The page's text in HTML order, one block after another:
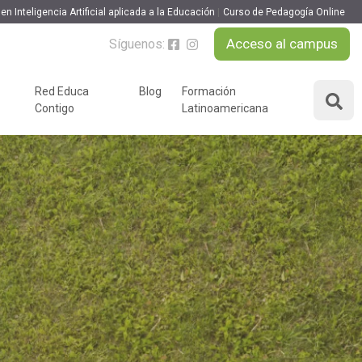
Inteligencia Artificial aplicada a la Educación Curso de Pedagogía Online
Síguenos: Acceso al campus
ÁREAS DE FORMACIÓN
Desarrollo Personal y
Liderazgo
Educación y Docencia
Formación Empresarial
Idiomas
Nuevas Tecnologías y
Tics
Ocio y Tiempo Libre
Red Educa
Contigo
podcast
Blog
Formación
Latinoamericana